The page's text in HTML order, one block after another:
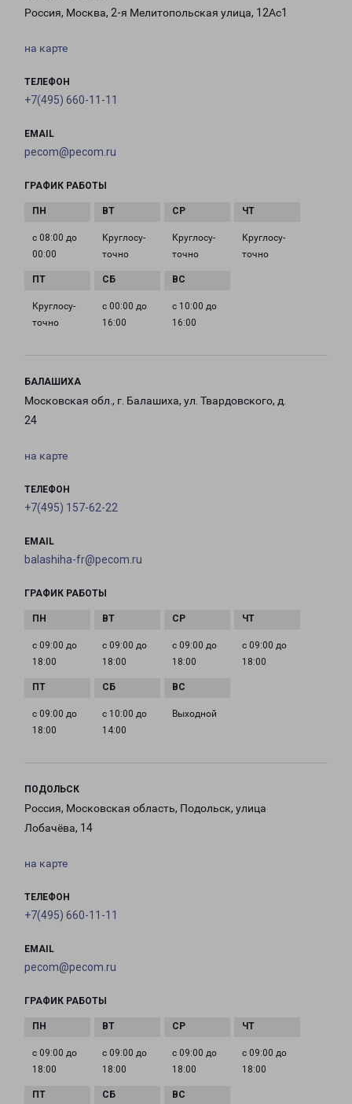
Россия, Москва, 2-я Мелитопольская улица, 12Ас1
на карте
ТЕЛЕФОН
+7(495) 660-11-11
EMAIL
pecom@pecom.ru
ГРАФИК РАБОТЫ
с 08:00 до
00:00
Круглосу­
точно
Круглосу­
точно
Круглосу­
точно
Круглосу­
точно
с 00:00 до
16:00
с 10:00 до
16:00
БАЛАШИХА
Московская обл., г. Балашиха, ул. Твардовского, д.
24
на карте
ТЕЛЕФОН
+7(495) 157-62-22
EMAIL
balashiha-fr@pecom.ru
ГРАФИК РАБОТЫ
с 09:00 до
18:00
с 09:00 до
18:00
с 09:00 до
18:00
с 09:00 до
18:00
с 09:00 до
18:00
с 10:00 до
14:00
Выходной
ПОДОЛЬСК
Россия, Московская область, Подольск, улица
Лобачёва, 14
на карте
ТЕЛЕФОН
+7(495) 660-11-11
EMAIL
pecom@pecom.ru
ГРАФИК РАБОТЫ
с 09:00 до
18:00
с 09:00 до
18:00
с 09:00 до
18:00
с 09:00 до
18:00